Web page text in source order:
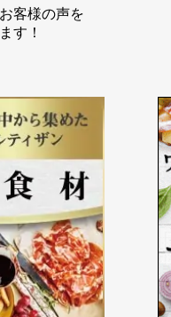
客様の声を
す！